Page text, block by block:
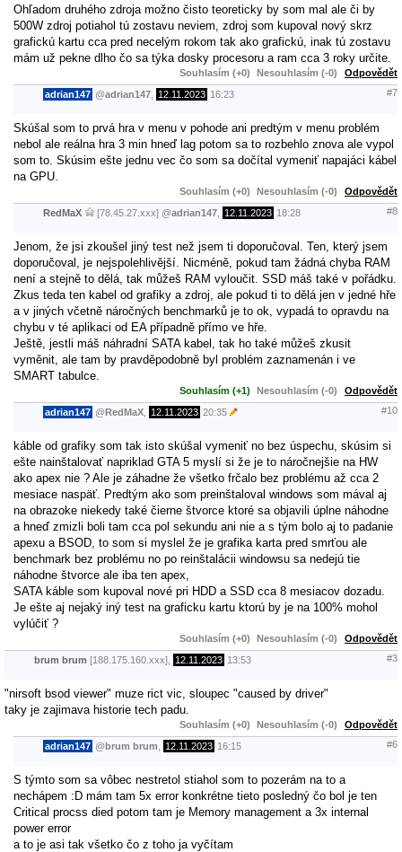
Ohľadom druhého zdroja možno čisto teoreticky by som mal ale či by
500W zdroj potiahol tú zostavu neviem, zdroj som kupoval nový skrz
grafickú kartu cca pred necelým rokom tak ako grafickú, inak tú zostavu
mám už pekne dlho čo sa týka dosky procesoru a ram cca 3 roky určite.
Souhlasím (+0) Nesouhlasím (-0) Odpovědět
adrian147 @adrian147 12.11.2023 16:23 #7
Skúšal som to prvá hra v menu v pohode ani predtým v menu problém
nebol ale reálna hra 3 min hneď lag potom sa to rozbehlo znova ale vypol
som to. Skúsim ešte jednu vec čo som sa dočítal vymeniť napajáci kábel
na GPU.
Souhlasím (+0) Nesouhlasím (-0) Odpovědět
RedMaX [78.45.27.xxx] @adrian147 12.11.2023 18:28 #8
Jenom, že jsi zkoušel jiný test než jsem ti doporučoval. Ten, který jsem
doporučoval, je nejspolehlivější. Nicméně, pokud tam žádná chyba RAM
není a stejně to dělá, tak můžeš RAM vyloučit. SSD máš také v pořádku.
Zkus teda ten kabel od grafiky a zdroj, ale pokud ti to dělá jen v jedné hře
a v jiných včetně náročných benchmarků je to ok, vypadá to opravdu na
chybu v té aplikaci od EA případně přímo ve hře.
Ještě, jestli máš náhradní SATA kabel, tak ho také můžeš zkusit
vyměnit, ale tam by pravděpodobně byl problém zaznamenán i ve
SMART tabulce.
Souhlasím (+1) Nesouhlasím (-0) Odpovědět
adrian147 @RedMaX 12.11.2023 20:35 #10
káble od grafiky som tak isto skúšal vymeniť no bez úspechu, skúsim si
ešte nainštalovať napriklad GTA 5 myslí si že je to náročnejšie na HW
ako apex nie ? Ale je záhadne že všetko frčalo bez problému až cca 2
mesiace naspäť. Predtým ako som preinštaloval windows som mával aj
na obrazoke niekedy také čierne štvorce ktoré sa objavili úplne náhodne
a hneď zmizli boli tam cca pol sekundu ani nie a s tým bolo aj to padanie
apexu a BSOD, to som si myslel že je grafika karta pred smrťou ale
benchmark bez problému no po reinštalácii windowsu sa nedejú tie
náhodne štvorce ale iba ten apex,
SATA káble som kupoval nové pri HDD a SSD cca 8 mesiacov dozadu.
Je ešte aj nejaký iný test na graficku kartu ktorú by je na 100% mohol
vylúčiť ?
Souhlasím (+0) Nesouhlasím (-0) Odpovědět
brum brum [188.175.160.xxx], 12.11.2023 13:53 #3
"nirsoft bsod viewer" muze rict vic, sloupec "caused by driver"
taky je zajimava historie tech padu.
Souhlasím (+0) Nesouhlasím (-0) Odpovědět
adrian147 @brum brum 12.11.2023 16:15 #6
S týmto som sa vôbec nestretol stiahol som to pozerám na to a
nechápem :D mám tam 5x error konkrétne tieto posledný čo bol je ten
Critical procss died potom tam je Memory management a 3x internal
power error
a to je asi tak všetko čo z toho ja vyčítam